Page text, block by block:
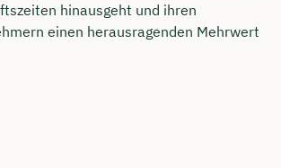
hinausgeht und ihren
einen herausragenden Mehrwert